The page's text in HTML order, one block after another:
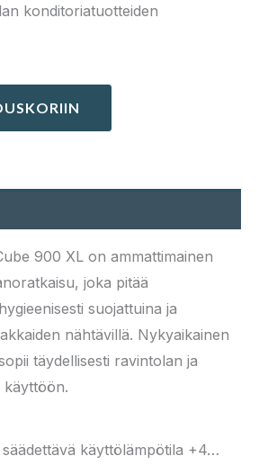
konditoriatuotteiden
900 XL on ammattimainen
joka pitää
suojattuina ja
nähtävillä. Nykyaikainen
täydellisesti ravintolan ja
käyttöön.
säädettävä käyttölämpötila +4…